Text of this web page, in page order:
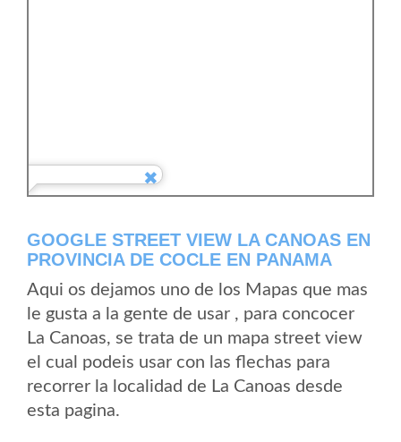
GOOGLE STREET VIEW LA CANOAS EN
PROVINCIA DE COCLE EN PANAMA
Aqui os dejamos uno de los Mapas que mas
le gusta a la gente de usar , para concocer
La Canoas, se trata de un mapa street view
el cual podeis usar con las flechas para
recorrer la localidad de La Canoas desde
esta pagina.